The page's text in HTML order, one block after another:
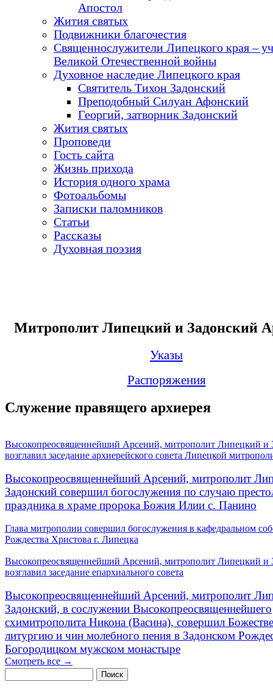
Апостол
Жития святых
Подвижники благочестия
Священнослужители Липецкого края –
Великой Отечественной войны
Духовное наследие Липецкого края
Святитель Тихон Задонский
Преподобный Силуан Афонский
Георгий, затворник Задонский
Жития святых
Проповеди
Гость сайта
Жизнь прихода
История одного храма
Фотоальбомы
Записки паломников
Статьи
Рассказы
Духовная поэзия
Митрополит Липецкий и Задонский
Указы
Распоряжения
Служение правящего архиерея
Высокопреосвященнейший Арсений, митрополит Липецкий и
возглавил заседание архиерейского совета Липецкой
Высокопреосвященнейший Арсений, митрополит
Задонский совершил богослужения по случаю
праздника в храме пророка Божия Илии с. Панино
Глава митрополии совершил богослужения в кафедральном
Рождества Христова г. Липецка
Высокопреосвященнейший Арсений, митрополит Липецкий и
возглавил заседание епархиального совета
Высокопреосвященнейший Арсений, митрополит
Задонский, в сослужении Высокопреосвященнейшего
схимитрополита Никона (Васина), совершил
литургию и чин молебного пения в Задонском
Богородицком мужском монастыре
Смотреть все →
Поиск